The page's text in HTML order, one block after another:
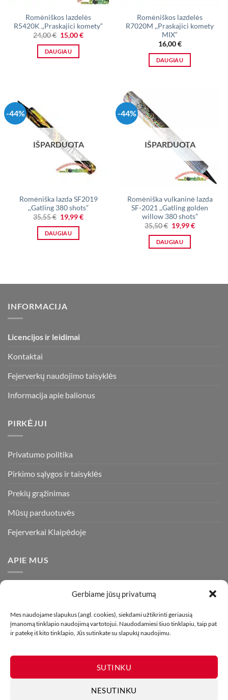
Gerbiame jūsų privatumą
Mes naudojame slapukus (angl. cookies), siekdami užtikrinti geriausią
įmanomą tinklapio naudojimą vartotojui. Naudodamiesi šiuo tinklapiu, taip pat
ir patekę iš kito tinklapio, Jūs sutinkate su slapukų naudojimu.
SUTINKU
NESUTINKU
Romėniškos lazdelės
R5420K ,,Praskajici komety“
24,00€ Original
price
was:
24,00 €.
15,00€Current
DAUGIAU
Romėniškos lazdelės
R7020M ,,Praskajici komety
MIX“
16,00€
DAUGIAU
-44%
IŠPARDUOTA
Romėniška lazda SF2019
,,Gatling 380 shots”
35,55€ Original
price
was:
35,55 €.
19,99€Current
DAUGIAU
-44%
IŠPARDUOTA
Romėniška vulkaninė lazda
SF-2021 ,,Gatling golden
willow 380 shots”
35,50€ Original
price
was:
35,50 €.
19,99€Current
DAUGIAU
INFORMACIJA
Licencijos ir leidimai
Kontaktai
Fejerverkų naudojimo taisyklės
Informacija apie balionus
PIRKĖJUI
Privatumo politika
Pirkimo sąlygos ir taisyklės
Prekių grąžinimas
Mūsų parduotuvės
Fejerverkai Klaipėdoje
APIE MUS
visada stengiamės pasiūlyti tik kokybiškiausius ir geriausius
gaminius už bene mažiausią kainą rinkoje. Prekes pristatome
visoje Lietuvoje.